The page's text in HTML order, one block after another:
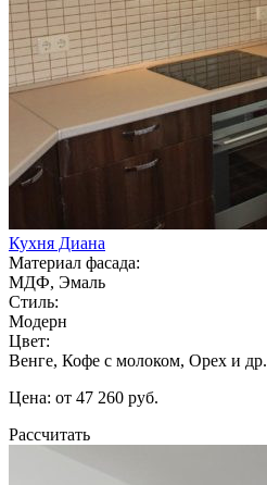
Кухня Диана
Материал фасада:
МДФ, Эмаль
Стиль:
Модерн
Цвет:
Венге, Кофе с молоком, Орех и др.
Цена: от 47 260 руб.
Рассчитать